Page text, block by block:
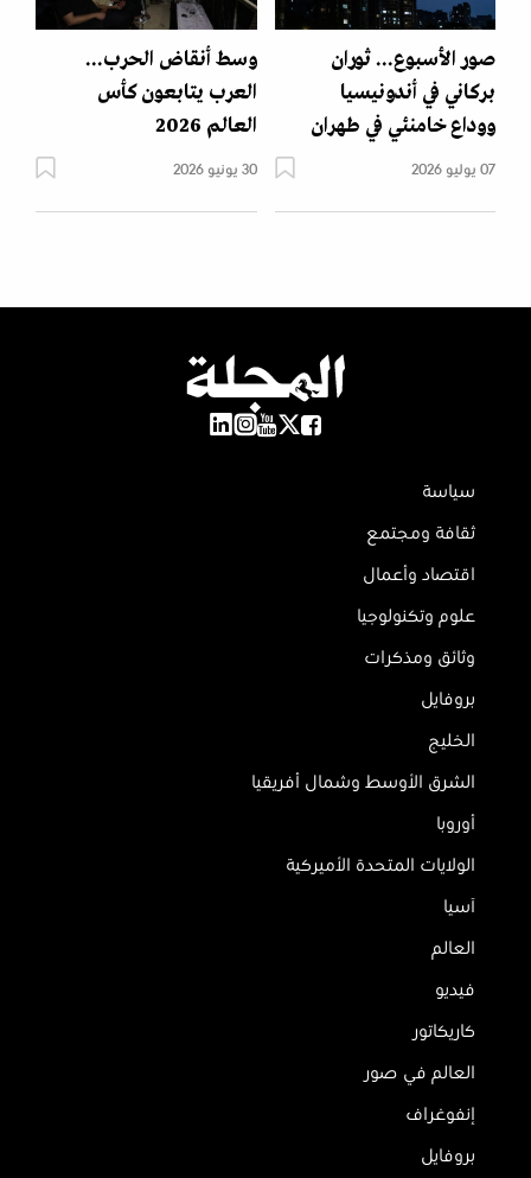
صور الأسبوع... ثوران
بركاني في أندونيسيا
ووداع خامنئي في طهران
07 يوليو 2026
وسط أنقاض الحرب...
العرب يتابعون كأس
العالم 2026
30 يونيو 2026
سياسة
ثقافة ومجتمع
اقتصاد وأعمال
علوم وتكنولوجيا
وثائق ومذكرات
بروفايل
الخليج
الشرق الأوسط وشمال أفريقيا
أوروبا
الولايات المتحدة الأميركية
آسيا
العالم
فيديو
كاريكاتور
العالم في صور
إنفوغراف
بروفايل